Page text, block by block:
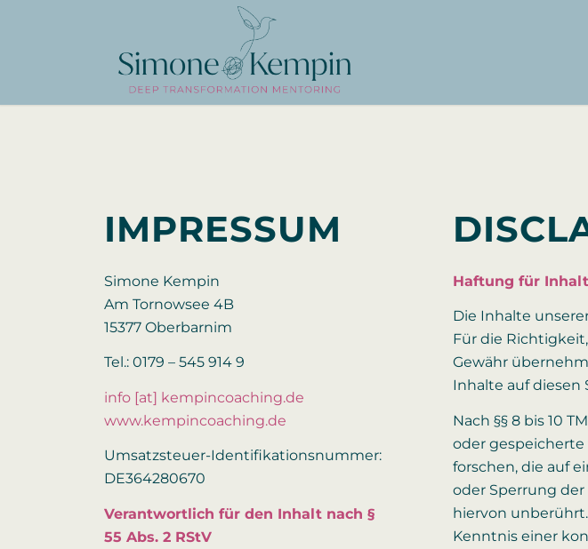
IMPRESSUM
Simone Kempin
Am Tornowsee 4B
15377 Oberbarnim
Tel.: 0179 – 545 914 9
info [at] kempincoaching.de
www.kempincoaching.de
Umsatzsteuer-Identifikationsnummer:
DE364280670
Verantwortlich für den Inhalt nach §
55 Abs. 2 RStV
Haftung für
Die Inhalte
Für die
Gewähr
Inhalte auf diesen
Nach §§ 8 bis 10
oder
forschen, die auf
oder Sperrung
hiervon
Kenntnis einer